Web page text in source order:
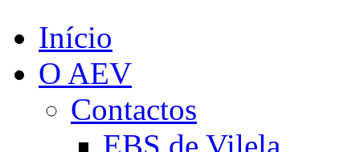
Início
O AEV
Contactos